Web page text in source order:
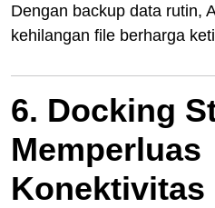
Dengan backup data rutin,
kehilangan file berharga
6. Docking
Memperluas
Konektivitas